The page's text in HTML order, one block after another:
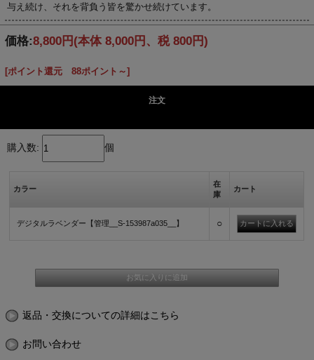
与え続け、それを背負う皆を驚かせ続けています。
価格:8,800円 (本体 8,000円、税 800円)
[ポイント還元 88ポイント～]
注文
購入数: 個
カラー
在
庫
カート
デジタルラベンダー【管理__S-153987a035__】 ○
返品・交換についての詳細はこちら
お問い合わせ